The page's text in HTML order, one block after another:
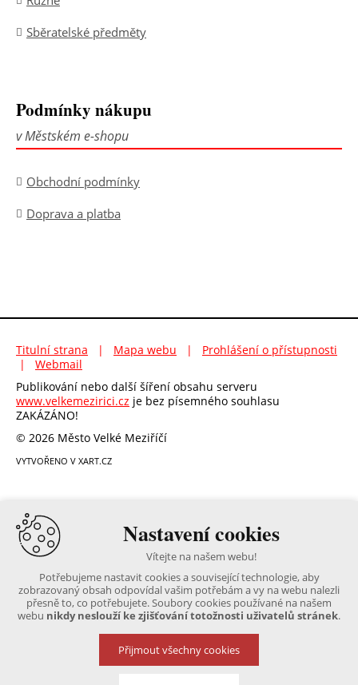
Sběratelské předměty
Podmínky nákupu
v Městském e-shopu
Obchodní podmínky
Doprava a platba
Titulní strana | Mapa webu | Prohlášení o přístupnosti
| Webmail
Publikování nebo další šíření obsahu serveru
www.velkemezirici.cz je bez písemného souhlasu
ZAKÁZÁNO!
© 2026 Město Velké Meziříčí
VYTVOŘENO V XART.CZ
Nastavení cookies
Vítejte na našem webu!
Potřebujeme nastavit cookies a související technologie, aby
zobrazovaný obsah odpovídal vašim potřebám a vy na webu nalezli
přesně to, co potřebujete. Soubory cookies používané na našem
webu nikdy neslouží ke zjišťování totožnosti uživatelů stránek.
Přijmout všechny cookies